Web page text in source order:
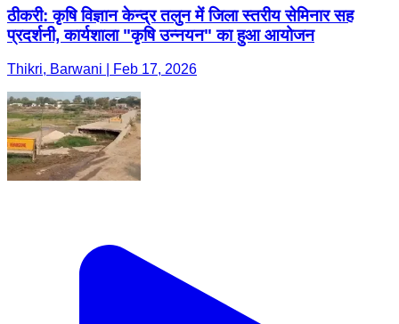
ठीकरी: कृषि विज्ञान केन्द्र तलुन में जिला स्तरीय सेमिनार सह
प्रदर्शनी, कार्यशाला "कृषि उन्नयन" का हुआ आयोजन
Thikri, Barwani | Feb 17, 2026